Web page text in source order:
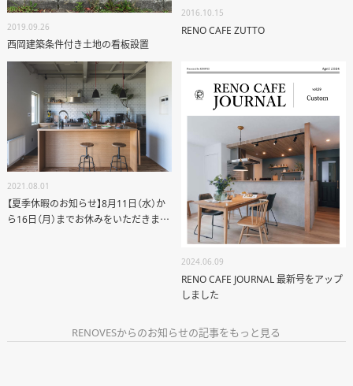
ABOUT US
STAFF BLOG
RECRUIT
資料請求
個別相談
オーナー様専用サイト CLUB RENOVES
2019.09.26
西岡建築条件付き土地の看板設置
2016.10.15
RENO CAFE ZUTTO
2021.08.01
【夏季休暇のお知らせ】8月11日（水）か
ら16日（月）までお休みをいただきま
2024.06.09
RENO CAFE JOURNAL 最新号をアップ
しました
RENOVESからのお知らせの記事をもっと見る